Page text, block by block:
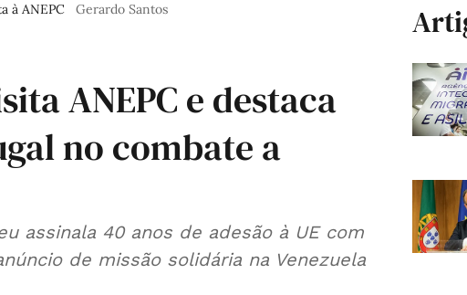
à ANEPC Gerardo Santos
ANEPC e destaca
no combate a
assinala 40 anos de adesão à UE com
de missão solidária na Venezuela